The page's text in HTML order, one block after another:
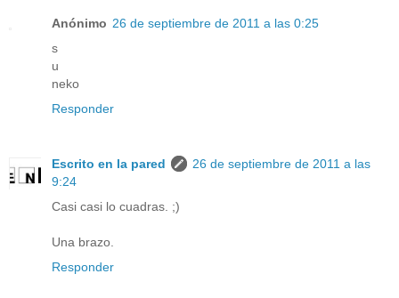
Anónimo 26 de septiembre de 2011 a las 0:25
s
u
neko
Responder
Escrito en la pared
26 de septiembre de 2011 a las
9:24
Casi casi lo cuadras. ;)
Una brazo.
Responder